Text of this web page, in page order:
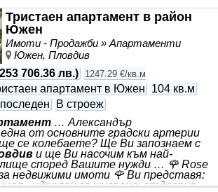
спокойствие, уединение и комфорт …
се издават на шпакловка и замазка, с
врати … на плащане е гъвкава и
според конкретнияапартамент
с купувача …
Тристаен апартамент в район
Южен
Имоти - Продажби » Апартаменти
Южен, Пловдив
253 706.36 лв.)
1247.29 €/кв.м
апартамент в Южен
104 кв.м
В строеж
… Александър
от основните градски артерии
се колебаете? Ще Ви запознаем с
и ще Ви насочим към най-
според Вашите нужди … 🌹 Rose
недвижими имоти 🌹 Ви представя:
- идеален за живеене, отдаване